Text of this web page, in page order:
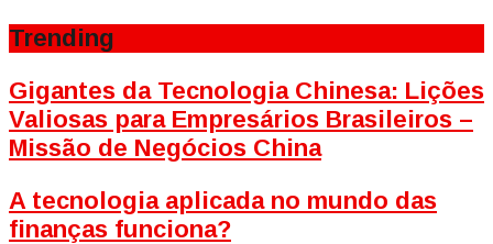
Trending
Gigantes da Tecnologia Chinesa: Lições
Valiosas para Empresários Brasileiros –
Missão de Negócios China
A tecnologia aplicada no mundo das
finanças funciona?